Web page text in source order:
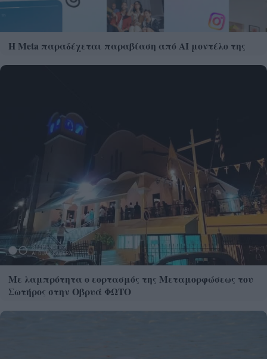
Η Meta παραδέχεται παραβίαση από AI μοντέλο της
Με λαμπρότητα ο εορτασμός της Μεταμορφώσεως του
Σωτήρος στην Οβρυά ΦΩΤΟ